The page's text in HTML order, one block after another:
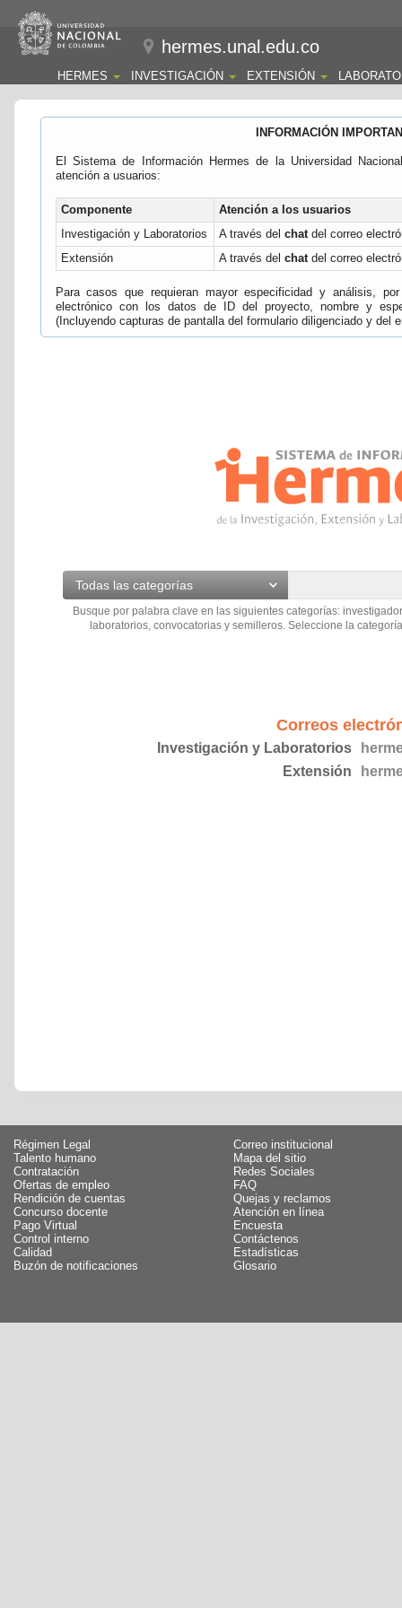
hermes.unal.edu.co
HERMES INVESTIGACIÓN EXTENSIÓN
INFORMACIÓN
El Sistema de Información Hermes de la Universidad
atención a usuarios:
Componente
Atención a los usuarios
Investigación y Laboratorios
A través del chatdel correo
Extensión
A través del chatdel correo
Para casos que requieran mayor especificidad y análisis,
electrónico con los datos de ID del proyecto, nombre y
(Incluyendo capturas de pantalla del formulario diligenciado y del
Todas las categorías
Busque por palabra clave en las siguientes categorías:
laboratorios, convocatorias y semilleros. Seleccione la
Correos
Investigación y Laboratorios
Extensión
Régimen Legal
Talento humano
Contratación
Ofertas de empleo
Rendición de cuentas
Concurso docente
Pago Virtual
Control interno
Calidad
Buzón de notificaciones
Correo institucional
Mapa del sitio
Redes Sociales
FAQ
Quejas y reclamos
Atención en línea
Encuesta
Contáctenos
Estadísticas
Glosario